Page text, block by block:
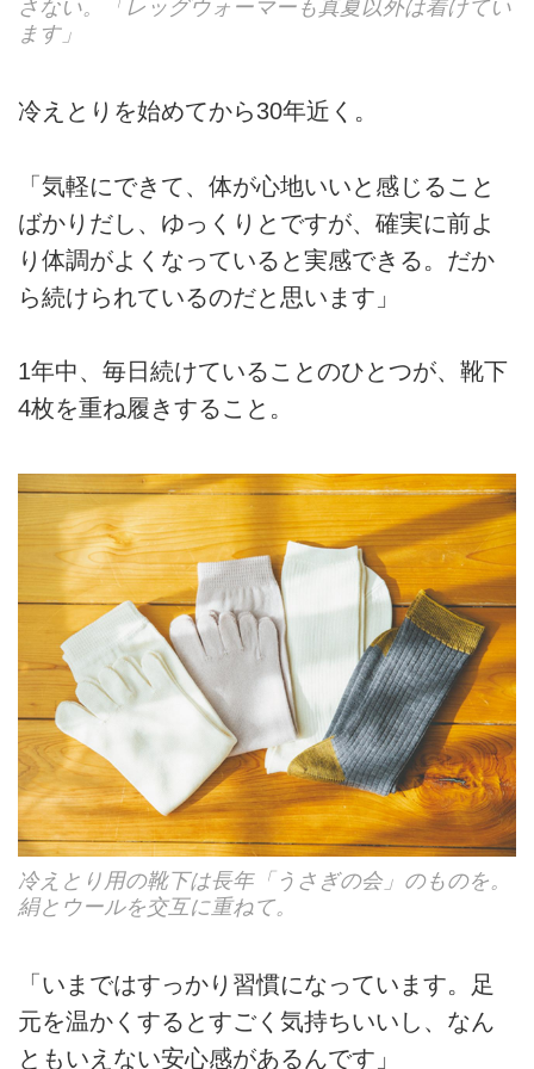
さない。「レッグウォーマーも真夏以外は着けてい
ます」
冷えとりを始めてから30年近く。
「気軽にできて、体が心地いいと感じること
ばかりだし、ゆっくりとですが、確実に前よ
り体調がよくなっていると実感できる。だか
ら続けられているのだと思います」
1年中、毎日続けていることのひとつが、靴下
4枚を重ね履きすること。
冷えとり用の靴下は長年「うさぎの会」のものを。
絹とウールを交互に重ねて。
「いまではすっかり習慣になっています。足
元を温かくするとすごく気持ちいいし、なん
ともいえない安心感があるんです」